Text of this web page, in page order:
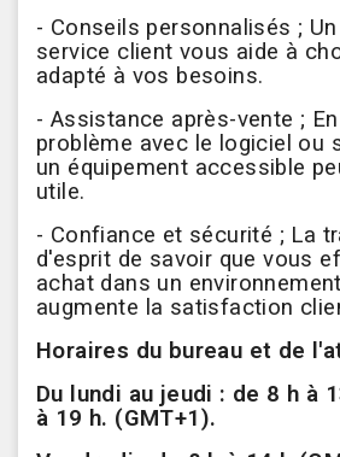
- Conseils personnalisés ;
service client vous aide à
adapté à vos besoins.
- Assistance après-vente ;
problème avec le logiciel ou
un équipement accessible
utile.
- Confiance et sécurité ; La
d'esprit de savoir que vous
achat dans un
augmente la satisfaction
Horaires du bureau et de
Du lundi au jeudi : de 8 h à
à 19 h. (GMT+1).